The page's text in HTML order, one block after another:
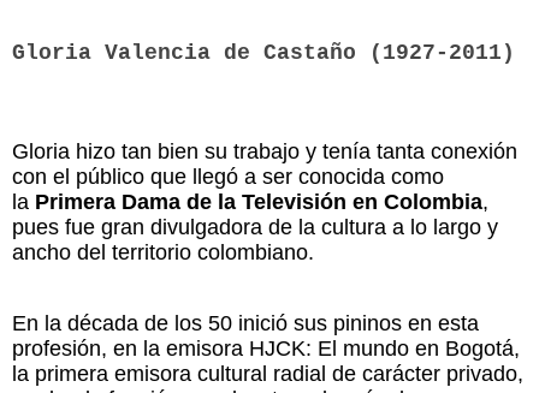
Gloria Valencia de Castaño (1927-2011)
Gloria hizo tan bien su trabajo y tenía tanta conexión
con el público que llegó a ser conocida como
la Primera Dama de la Televisión en Colombia,
pues fue gran divulgadora de la cultura a lo largo y
ancho del territorio colombiano.
En la década de los 50 inició sus pininos en esta
profesión, en la emisora HJCK: El mundo en Bogotá,
la primera emisora cultural radial de carácter privado,